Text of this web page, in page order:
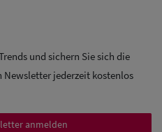
und sichern Sie sich die
Newsletter jederzeit kostenlos
anmelden